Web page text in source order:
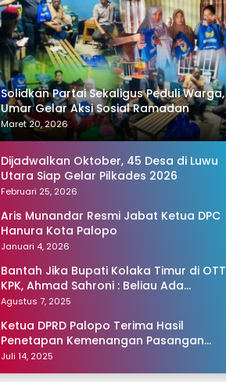
Solidkan Partai Sekaligus Peduli Warga,
Umar Gelar Aksi Sosial Ramadan
Maret 20, 2026
Dijadwalkan Oktober, 45 Desa di Luwu
Utara Siap Gelar Pilkades 2026
Februari 25, 2026
Aris Munandar Resmi Jabat Ketua DPC
Hanura Kota Palopo
Januari 4, 2026
Bantah Jika Bupati Kolaka Timur di OTT
KPK, Ahmad Sahroni : Beliau Ada
Disamping Saya di Makassar
Agustus 7, 2025
Ketua DPRD Palopo Terima Hasil
Penetapan Kemenangan Pasangan
Naili-Akhmad dari KPU Sulsel
Juli 14, 2025